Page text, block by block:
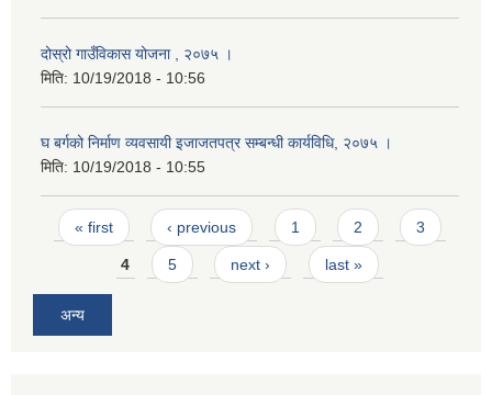
दोस्रो गाउँविकास योजना , २०७५ ।
मिति: 10/19/2018 - 10:56
घ बर्गको निर्माण व्यवसायी इजाजतपत्र सम्बन्धी कार्यविधि, २०७५ ।
मिति: 10/19/2018 - 10:55
Pages
« first ‹ previous 1 2 3
4 5 next › last »
अन्य